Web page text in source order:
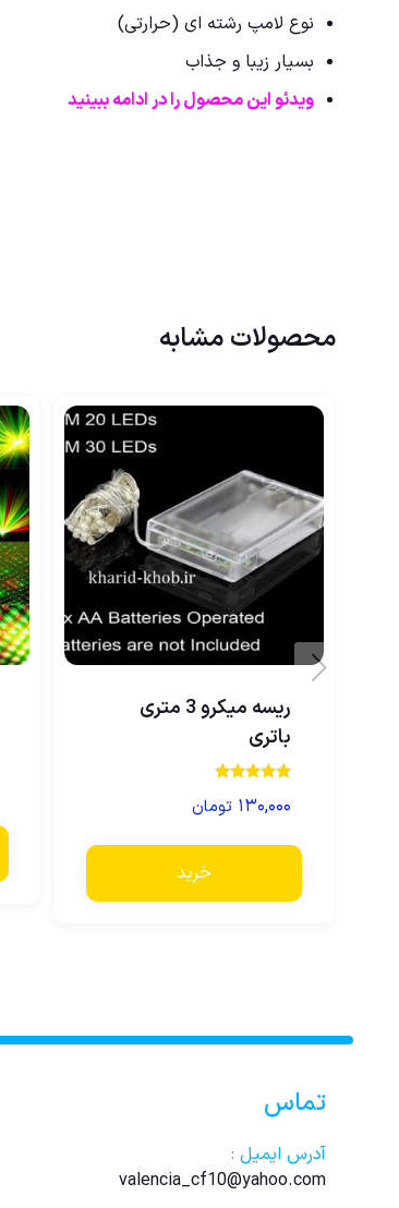
نوع لامپ رشته ای (حرارتی)
بسیار زیبا و جذاب
ویدئو این محصول را در ادامه ببینید
محصولات مشابه
ریسه میکرو 3 متری
باتری
5.00
۱۳۰,۰۰۰ تومان
خرید
تماس
آدرس ایمیل :
valencia_cf10@yahoo.com